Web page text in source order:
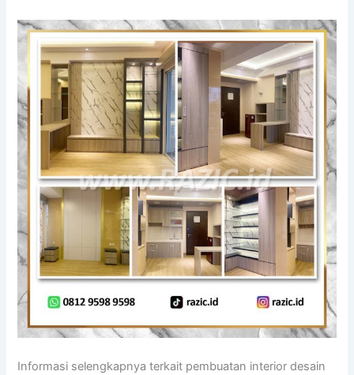
Informasi selengkapnya terkait pembuatan interior desain